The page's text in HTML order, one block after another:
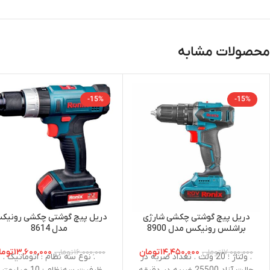
محصولات مشابه
-15%
دریل پیچ گوشتی چکشی شارژی
براشلس رونیکس مدل 8900
۱۷,۰۰۰,۰۰۰تومان ۱۴,۴۵۰,۰۰۰تومان
. ولتاژ : 20 ولت . تعداد ضربه در
-15%
دریل پیچ گوشتی چکشی
مدل 8614
۱۶,۰۰۰,۰۰۰تومان ۱۳,۶۰۰,۰۰۰
. نوع سه نظام : اتوماتیک .